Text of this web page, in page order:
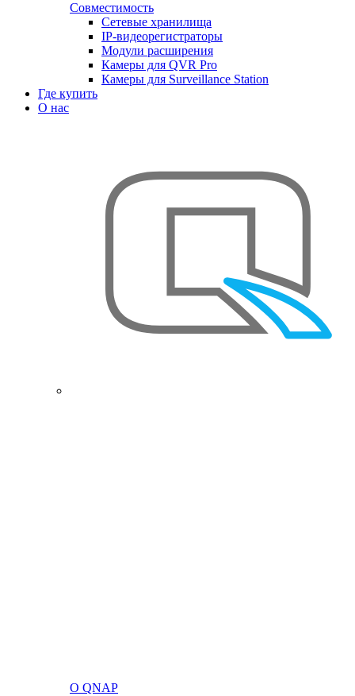
Совместимость
Сетевые хранилища
IP-видеорегистраторы
Модули расширения
Камеры для QVR Pro
Камеры для Surveillance Station
Где купить
О нас
О QNAP